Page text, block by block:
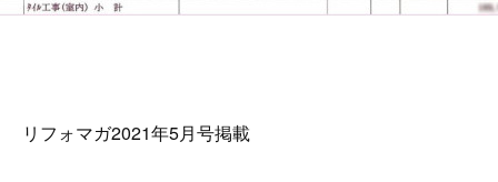
リフォマガ2021年5月号掲載